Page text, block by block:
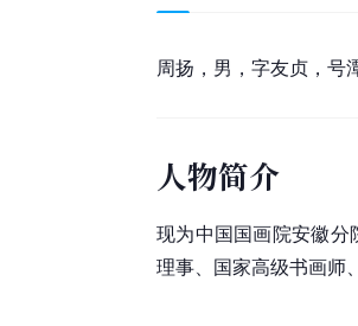
周扬，男，字友贞，号
人物简介
现为中国国画院安徽分
理事、国家高级书画师